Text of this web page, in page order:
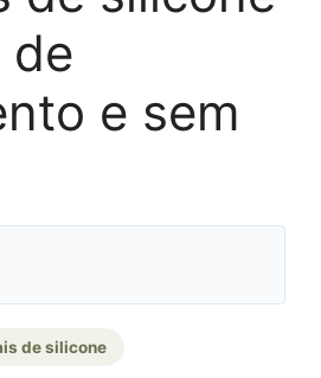
de
e sem
de silicone